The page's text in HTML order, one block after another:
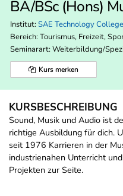
BA/BSc (Hons)
Institut: SAE Technology College
Bereich: Tourismus, Freizeit,
Seminarart: Weiterbildung/
Kurs merken
KURSBESCHREIBUNG
Sound, Musik und Audio ist
richtige Ausbildung für dich.
seit 1976 Karrieren in der
industrienahen Unterricht
Projekten zur Seite.